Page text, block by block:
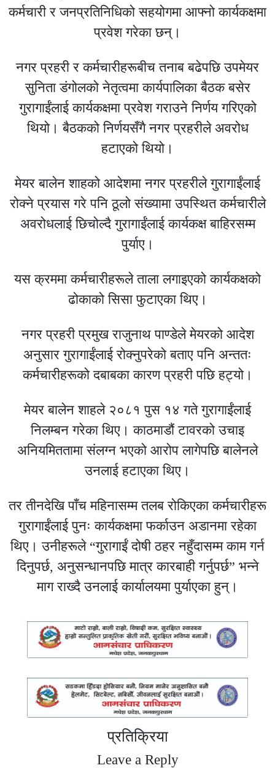
कर्मचारी र जनप्रतिनिधिको सहयोगमा आफ्नो कार्यकक्षमा
प्रवेश गरेका छन्।
नगर प्रहरी र कर्मचारीहरूबीच तनाब बढेपछि उपमेयर
सुनिता डंगोलको नेतृत्वमा कार्यपालिका बैठक बसेर
गुरागाईंलाई कार्यकक्षमा प्रवेश गराउने निर्णय गरिएको
थियो। बैठकको निर्णयसँगै नगर प्रहरीले अवरोध
हटाएको थियो।
मेयर बालेन शाहको आदेशमा नगर प्रहरीले गुरागाईंलाई
रोक्ने प्रयास गरे पनि ठूलो संख्यामा उपस्थित कर्मचारीले
अवरोधलाई छिचोल्दै गुरागाईंलाई कार्यकक्ष बाहिरसम्म
पुर्याए।
यस क्रममा कर्मचारीहरूले ताला लगाइएको कार्यकक्षको
ढोकाको सिसा फुटाएका थिए।
नगर प्रहरी प्रमुख राजुनाथ पाण्डेले मेयरको आदेश
अनुसार गुरागाईंलाई रोक्नुपरेको बताए पनि अन्ततः
कर्मचारीहरूको दबाबका कारण प्रहरी पछि हट्यो।
मेयर बालेन शाहले २०८१ पुस १४ गते गुरागाईंलाई
निलम्बन गरेका थिए। काठमाडौं टावरको उचाइ
अनियमिततामा संलग्न भएको आरोप लागेपछि बालेनले
उनलाई हटाएका थिए।
तर तीनदेखि पाँच महिनासम्म तलब रोकिएका कर्मचारीहरू
गुरागाईंलाई पुनः कार्यकक्षमा फर्काउन अडानमा रहेका
थिए। उनीहरूले “गुरागाईं दोषी ठहर नहुँदासम्म काम गर्न
दिनुपर्छ, अनुसन्धानपछि मात्र कारबाही गर्नुपर्छ” भन्ने
माग राख्दै उनलाई कार्यालयमा पुर्याएका हुन्।
प्रतिक्रिया
Leave a Reply